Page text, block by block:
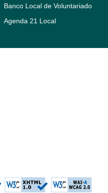
Banco Local de Voluntariado
Agenda 21 Local